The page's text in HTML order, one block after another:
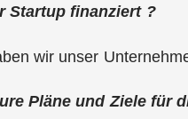
Startup finanziert ?
wir unser
Pläne und Ziele für